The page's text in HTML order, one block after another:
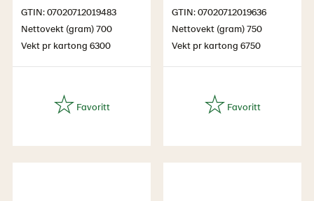
GTIN: 07020712019483
Nettovekt (gram) 700
Vekt pr kartong 6300
GTIN: 07020712019636
Nettovekt (gram) 750
Vekt pr kartong 6750